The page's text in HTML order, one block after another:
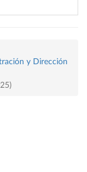
y Dirección